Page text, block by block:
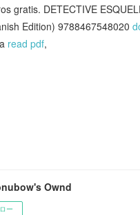
gratis. DETECTIVE
Edition) 9788467548020
read pdf,
Ownd
ー